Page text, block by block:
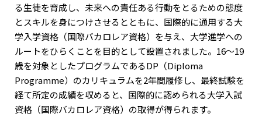
る生徒を育成し、未来への責任ある行動をとるための態度
とスキルを身につけさせるとともに、国際的に通用する大
学入学資格（国際バカロレア資格）を与え、大学進学への
ルートをひらくことを目的として設置されました。16〜19
歳を対象としたプログラムであるDP（Diploma
Programme）のカリキュラムを2年間履修し、最終試験を
経て所定の成績を収めると、国際的に認められる大学入試
資格（国際バカロレア資格）の取得が得られます。